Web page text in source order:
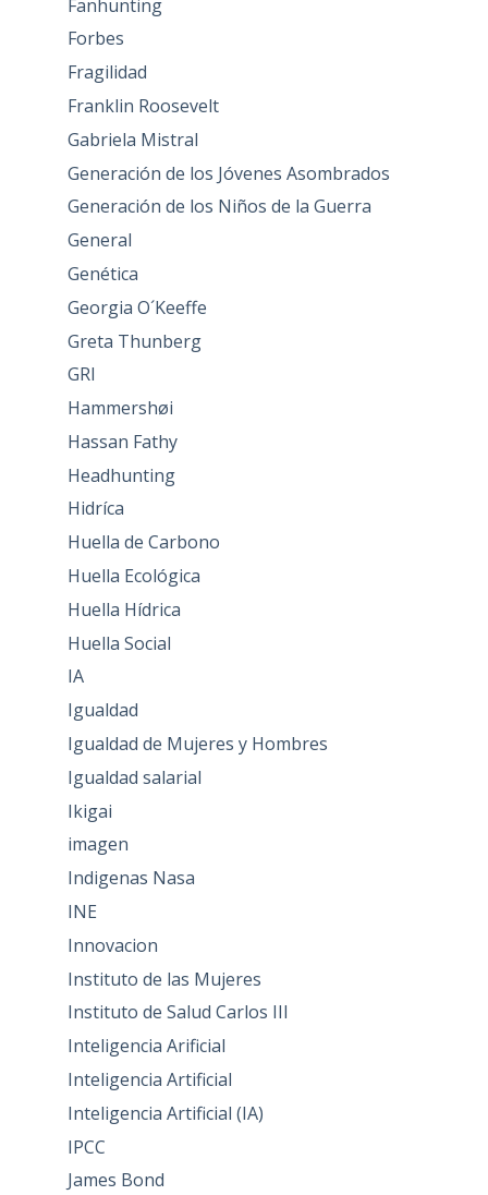
Fanhunting
Forbes
Fragilidad
Franklin Roosevelt
Gabriela Mistral
Generación de los Jóvenes Asombrados
Generación de los Niños de la Guerra
General
Genética
Georgia O´Keeffe
Greta Thunberg
GRI
Hammershøi
Hassan Fathy
Headhunting
Hidríca
Huella de Carbono
Huella Ecológica
Huella Hídrica
Huella Social
IA
Igualdad
Igualdad de Mujeres y Hombres
Igualdad salarial
Ikigai
imagen
Indigenas Nasa
INE
Innovacion
Instituto de las Mujeres
Instituto de Salud Carlos III
Inteligencia Arificial
Inteligencia Artificial
Inteligencia Artificial (IA)
IPCC
James Bond